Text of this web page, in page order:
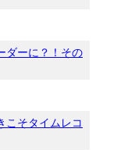
ダーに？！その
こそタイムレコ